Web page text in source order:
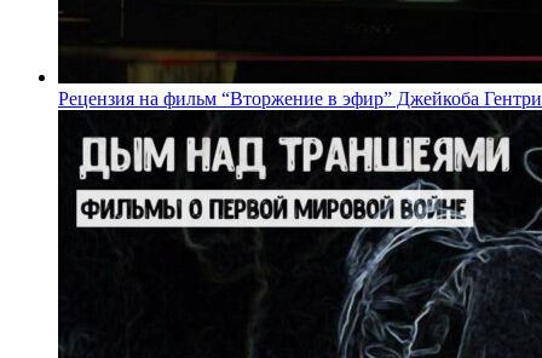
Рецензия на фильм “Вторжение в эфир” Джейкоба Гентри